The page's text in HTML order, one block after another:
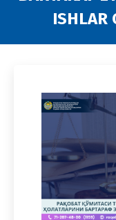
ISHLAR